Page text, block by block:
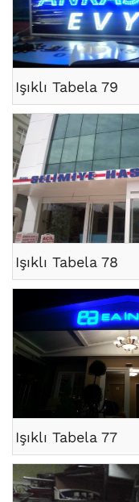
Işıklı Tabela 79
Işıklı Tabela 78
Işıklı Tabela 77